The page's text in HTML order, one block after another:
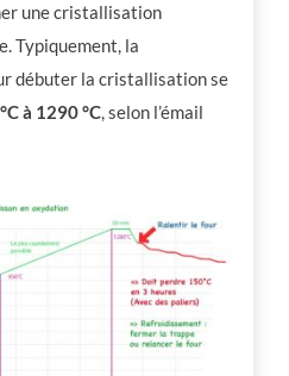
une cristallisation
Typiquement, la
débuter la cristallisation se
à 1290 °C, selon l’émail